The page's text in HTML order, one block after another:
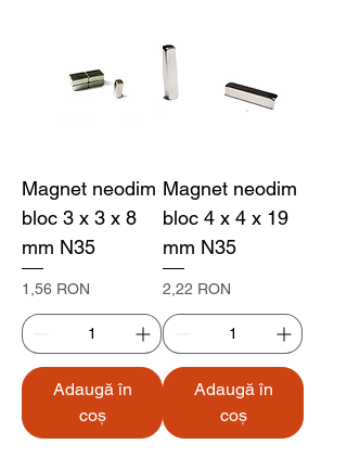
Magnet neodim
bloc 3 x 3 x 8
mm N35
Preț
1,56 RON
Adaugă în
coș
Magnet neodim
bloc 4 x 4 x 19
mm N35
Preț
2,22 RON
Adaugă în
coș